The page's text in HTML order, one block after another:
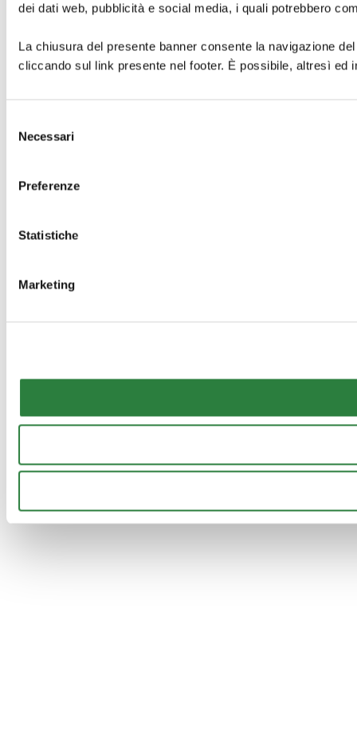
dei dati web, pubblicità e social media, i quali potrebbero
La chiusura del presente banner consente la navigazione
cliccando sul link presente nel footer. È possibile, altresì ed
delNecessari
Preferenze
Statistiche
Marketing